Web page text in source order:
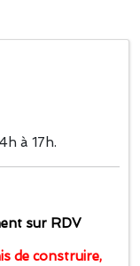
à 17h.
sur RDV
de construire,